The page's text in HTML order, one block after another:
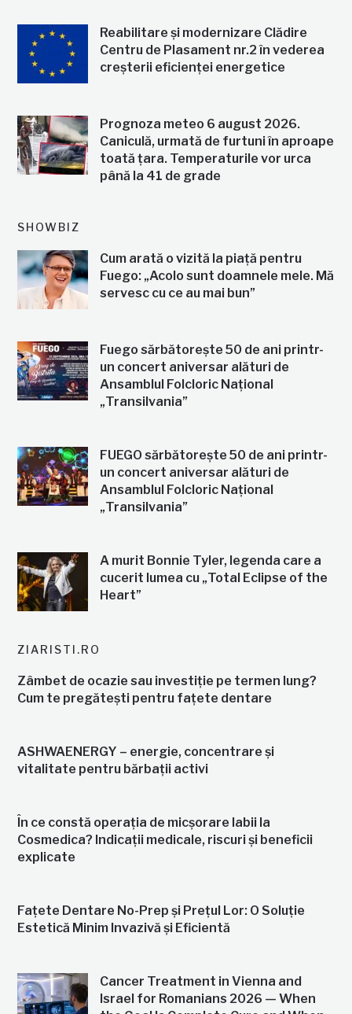
Reabilitare și modernizare Clădire
Centru de Plasament nr.2 în vederea
creșterii eficienței energetice
Prognoza meteo 6 august 2026.
Caniculă, urmată de furtuni în aproape
toată țara. Temperaturile vor urca
până la 41 de grade
SHOWBIZ
Cum arată o vizită la piață pentru
Fuego: „Acolo sunt doamnele mele. Mă
servesc cu ce au mai bun”
Fuego sărbătorește 50 de ani printr-
un concert aniversar alături de
Ansamblul Folcloric Național
„Transilvania”
FUEGO sărbătorește 50 de ani printr-
un concert aniversar alături de
Ansamblul Folcloric Național
„Transilvania”
A murit Bonnie Tyler, legenda care a
cucerit lumea cu „Total Eclipse of the
Heart”
ZIARISTI.RO
Zâmbet de ocazie sau investiție pe termen lung?
Cum te pregătești pentru fațete dentare
ASHWAENERGY – energie, concentrare și
vitalitate pentru bărbații activi
În ce constă operația de micșorare labii la
Cosmedica? Indicații medicale, riscuri și beneficii
explicate
Fațete Dentare No-Prep și Prețul Lor: O Soluție
Estetică Minim Invazivă și Eficientă
Cancer Treatment in Vienna and
Israel for Romanians 2026 — When